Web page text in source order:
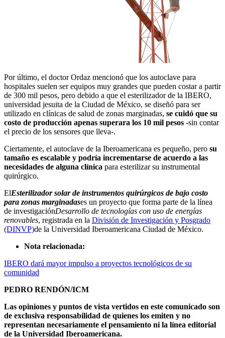
Por último, el doctor Ordaz mencionó que los autoclave para
hospitales suelen ser equipos muy grandes que pueden costar a partir
de 300 mil pesos, pero debido a que el esterilizador de la IBERO,
universidad jesuita de la Ciudad de México, se diseñó para ser
utilizado en clínicas de salud de zonas marginadas, se cuidó que su
costo de producción apenas superara los 10 mil pesos -sin contar
el precio de los sensores que lleva-.
Ciertamente, el autoclave de la Iberoamericana es pequeño, pero su
tamaño es escalable y podría incrementarse de acuerdo a las
necesidades de alguna clínica para esterilizar su instrumental
quirúrgico.
ElEsterilizador solar de instrumentos quirúrgicos de bajo costo
para zonas marginadases un proyecto que forma parte de la línea
de investigaciónDesarrollo de tecnologías con uso de energías
renovables, registrada en la División de Investigación y Posgrado
(DINVP)de la Universidad Iberoamericana Ciudad de México.
Nota relacionada:
IBERO dará mayor impulso a proyectos tecnológicos de su
comunidad
PEDRO RENDÓN/ICM
Las opiniones y puntos de vista vertidos en este comunicado son
de exclusiva responsabilidad de quienes los emiten y no
representan necesariamente el pensamiento ni la línea editorial
de la Universidad Iberoamericana.